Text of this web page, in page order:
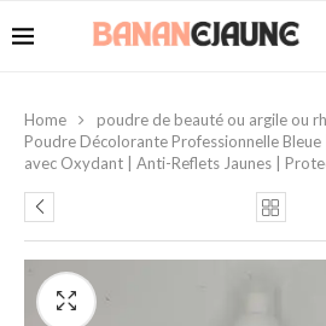
Home
poudre de beauté ou argile ou
Poudre Décolorante Professionnelle
avec Oxydant | Anti-Reflets Jaunes |